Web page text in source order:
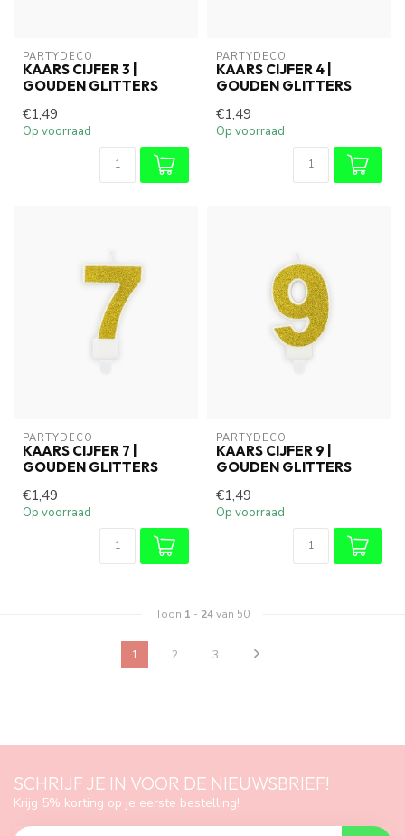
PARTYDECO
KAARS CIJFER 3 |
GOUDEN GLITTERS
€1,49
Op voorraad
PARTYDECO
KAARS CIJFER 4 |
GOUDEN GLITTERS
€1,49
Op voorraad
PARTYDECO
KAARS CIJFER 7 |
GOUDEN GLITTERS
€1,49
Op voorraad
PARTYDECO
KAARS CIJFER 9 |
GOUDEN GLITTERS
€1,49
Op voorraad
Toon 1 - 24van 50
1 2 3
SCHRIJF JE IN VOOR DE NIEUWSBRIEF!
Krijg 5% korting op je eerste bestelling!